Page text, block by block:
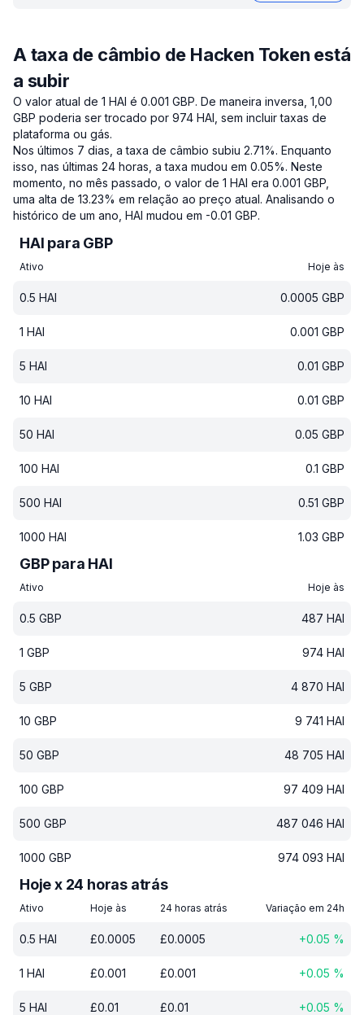
A taxa de câmbio de Hacken Token está
a subir
O valor atual de 1 HAI é 0.001 GBP. De maneira inversa, 1,00
GBP poderia ser trocado por 974 HAI, sem incluir taxas de
plataforma ou gás.
Nos últimos 7 dias, a taxa de câmbio subiu 2.71%. Enquanto
isso, nas últimas 24 horas, a taxa mudou em 0.05%. Neste
momento, no mês passado, o valor de 1 HAI era 0.001 GBP,
uma alta de 13.23% em relação ao preço atual. Analisando o
histórico de um ano, HAI mudou em -0.01 GBP.
HAI para GBP
Ativo Hoje às
0.5 HAI 0.0005 GBP
1 HAI 0.001 GBP
5 HAI 0.01 GBP
10 HAI 0.01 GBP
50 HAI 0.05 GBP
100 HAI 0.1 GBP
500 HAI 0.51 GBP
1000 HAI 1.03 GBP
GBP para HAI
Ativo Hoje às
0.5 GBP 487 HAI
1 GBP 974 HAI
5 GBP 4 870 HAI
10 GBP 9 741 HAI
50 GBP 48 705 HAI
100 GBP 97 409 HAI
500 GBP 487 046 HAI
1000 GBP 974 093 HAI
Hoje x 24 horas atrás
Ativo Hoje às 24 horas atrás Variação em 24h
0.5 HAI £0.0005 £0.0005 +0.05 %
1 HAI £0.001 £0.001 +0.05 %
5 HAI £0.01 £0.01 +0.05 %